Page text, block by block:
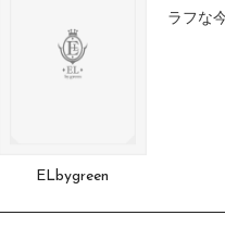
ELbygreen
ラフな